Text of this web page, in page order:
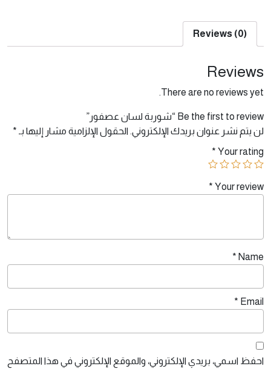
Reviews (0)
Reviews
There are no reviews yet.
Be the first to review “شوربة لسان عصفور”
لن يتم نشر عنوان بريدك الإلكتروني. الحقول الإلزامية مشار إليها بـ *
Your rating
*
Your review
*
Name
*
Email
*
احفظ اسمي، بريدي الإلكتروني، والموقع الإلكتروني في هذا المتصفح